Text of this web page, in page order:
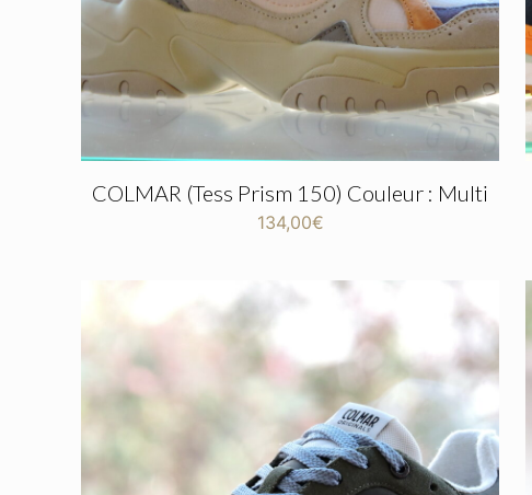
COLMAR (Tess Prism 150) Couleur : Multi
134,00€